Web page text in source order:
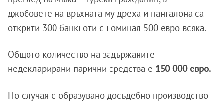
джобовете на връхната му дреха и панталона са
открити 300 банкноти с номинал 500 евро всяка.
Общото количество на задържаните
недекларирани парични средства е 150 000 евро.
По случая е образувано досъдебно производство